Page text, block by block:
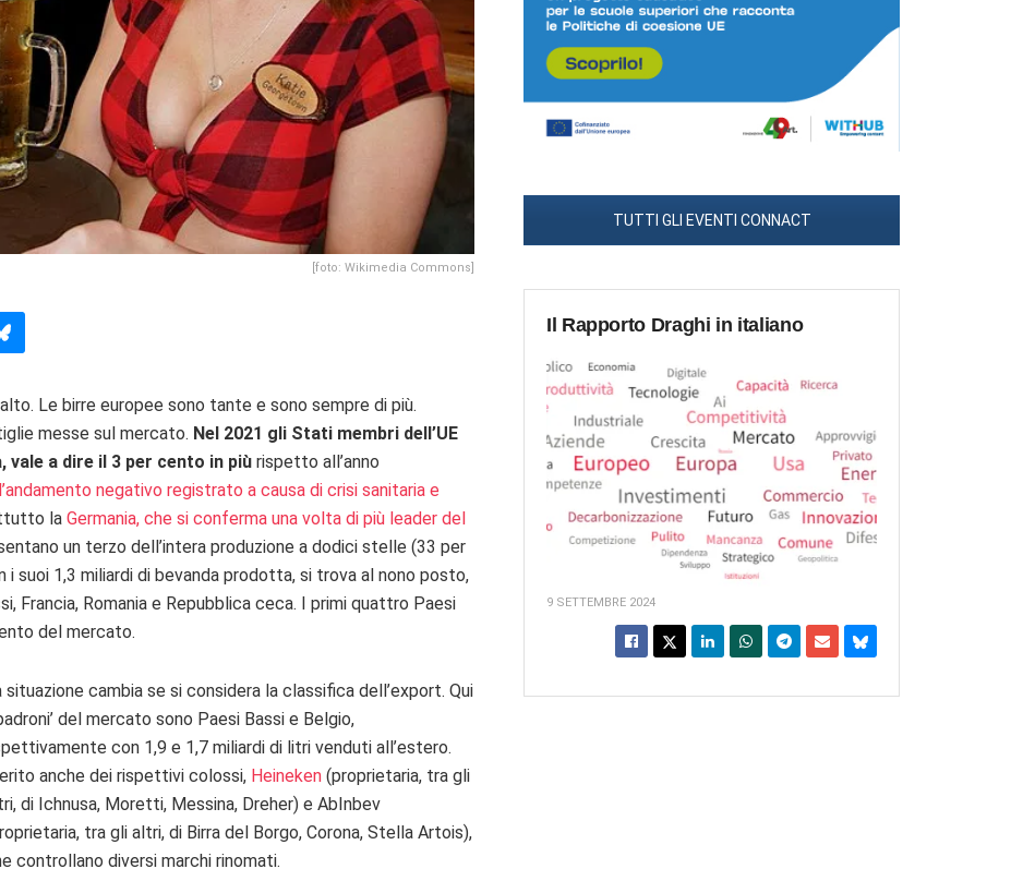
[foto: Wikimedia Commons]
Le birre europee sono tante e sono sempre di più.
messe sul mercato. Nel 2021 gli Stati membri dell’UE
a dire il 3 per cento in più rispetto all’anno
negativo registrato a causa di crisi sanitaria e
la Germania, che si conferma una volta di più leader del
un terzo dell’intera produzione a dodici stelle (33 per
i suoi 1,3 miliardi di bevanda prodotta, si trova al nono posto,
Francia, Romania e Repubblica ceca. I primi quattro Paesi
del mercato.
situazione cambia se si considera la classifica dell’export. Qui
del mercato sono Paesi Bassi e Belgio,
con 1,9 e 1,7 miliardi di litri venduti all’estero.
anche dei rispettivi colossi, Heineken (proprietaria, tra gli
di Ichnusa, Moretti, Messina, Dreher) e AbInbev
tra gli altri, di Birra del Borgo, Corona, Stella Artois),
controllano diversi marchi rinomati.
TUTTI GLI EVENTI CONNACT
Il Rapporto Draghi in italiano
9 SETTEMBRE 2024